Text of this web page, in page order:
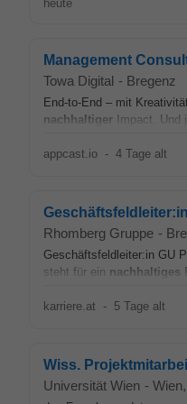
heute
Management
Towa Digital - Bregenz
End-to-End – mit
nachhaltiger Impact. Und
appcast.io - 4 Tage alt
Rhomberg Gruppe -
Geschäftsfeldleiter:in GU
steht für ein nachhaltiges
karriere.at - 5 Tage alt
Wiss.
Universität Wien - Wien